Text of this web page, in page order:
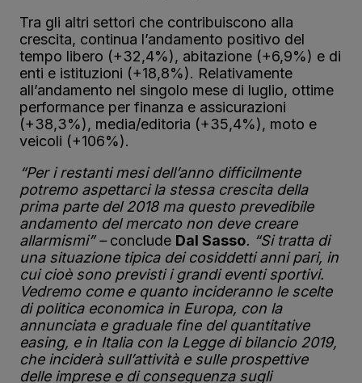
Tra gli altri settori che contribuiscono alla
crescita, continua l’andamento positivo del
tempo libero (+32,4%), abitazione (+6,9%) e di
enti e istituzioni (+18,8%). Relativamente
all’andamento nel singolo mese di luglio, ottime
performance per finanza e assicurazioni
(+38,3%), media/editoria (+35,4%), moto e
veicoli (+106%).
“Per i restanti mesi dell’anno difficilmente
potremo aspettarci la stessa crescita della
prima parte del 2018 ma questo prevedibile
andamento del mercato non deve creare
allarmismi” –conclude Dal Sasso. “Si tratta di
una situazione tipica dei cosiddetti anni pari, in
cui cioè sono previsti i grandi eventi sportivi.
Vedremo come e quanto incideranno le scelte
di politica economica in Europa, con la
annunciata e graduale fine del quantitative
easing, e in Italia con la Legge di bilancio 2019,
che inciderà sull’attività e sulle prospettive
delle imprese e di conseguenza sugli